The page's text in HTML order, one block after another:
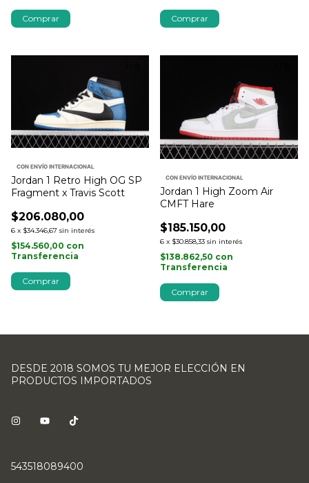
Comprar Comprar
CON ENVÍO INTERNACIONAL
Jordan 1 Retro High OG SP
Fragment x Travis Scott
$206.080,00
6 x $34.346,67 sin interés
$154.560,00 con
Transferencia
Comprar
CON ENVÍO INTERNACIONAL
Jordan 1 High Zoom Air
CMFT Hare
$185.150,00
6 x $30.858,33 sin interés
$138.862,50 con
Transferencia
Comprar
DESDE 2018 SOMOS TU MEJOR ELECCIÓN EN
PRODUCTOS IMPORTADOS
543518089400